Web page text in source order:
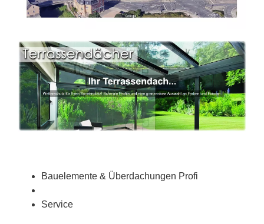
Bauelemente & Überdachungen Profi
Service